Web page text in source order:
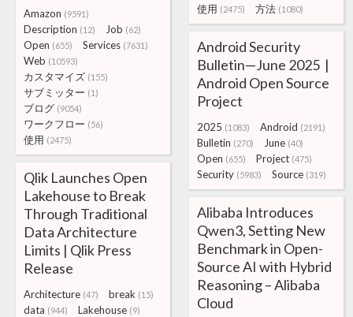
使用 (2475) 方法 (1080)
Amazon (9591)
Description (12) Job (62)
Open (655) Services (7631)
Web (10593)
カスタマイズ (155)
サブミッター (1)
ブログ (9054)
ワークフロー (56)
使用 (2475)
Android Security
Bulletin—June 2025 |
Android Open Source
Project
2025 (1083) Android (2191)
Bulletin (270) June (40)
Open (655) Project (475)
Security (5983) Source (319)
Qlik Launches Open
Lakehouse to Break
Through Traditional
Data Architecture
Limits | Qlik Press
Release
Architecture (47) break (15)
data (944) Lakehouse (9)
Alibaba Introduces
Qwen3, Setting New
Benchmark in Open-
Source AI with Hybrid
Reasoning – Alibaba
Cloud